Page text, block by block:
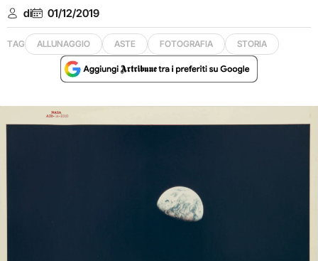
di 01/12/2019
TAG ALLUNAGGIO ASTE FOTOGRAFIA STORIA